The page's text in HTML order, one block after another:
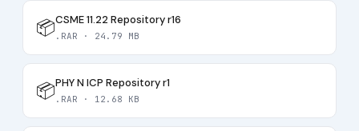
📦CSME 11.22 Repository r16
.RAR · 24.79 MB
📦PHY N ICP Repository r1
.RAR · 12.68 KB